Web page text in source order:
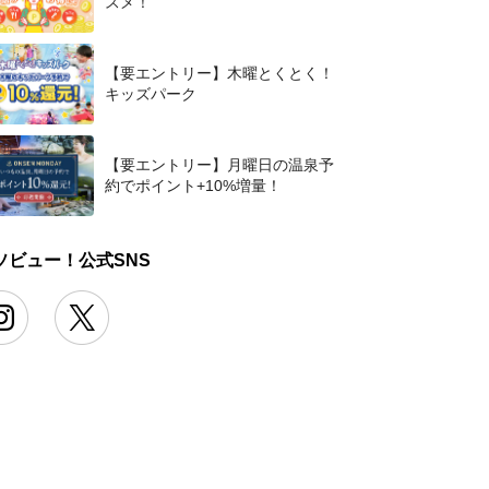
【要エントリー】木曜とくとく！
キッズパーク
【要エントリー】月曜日の温泉予
約でポイント+10%増量！
ビュー！公式SNS